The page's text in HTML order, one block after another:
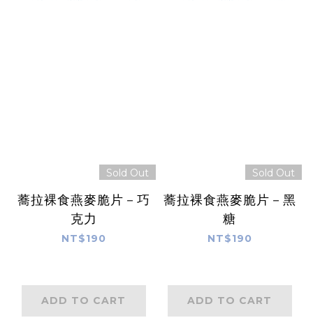
Sold Out
蕎拉裸食燕麥脆片－巧
克力
NT$190
ADD TO CART
Sold Out
蕎拉裸食燕麥脆片－黑
糖
NT$190
ADD TO CART